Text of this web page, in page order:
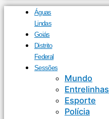
Águas
Lindas
Goiás
Distrito
Federal
Sessões
Mundo
Entrelinhas
Esporte
Polícia